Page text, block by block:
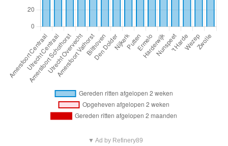
▼ Ad by Refinery89